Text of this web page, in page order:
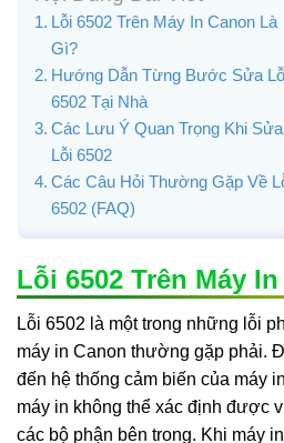
Lỗi 6502 Trên Máy In Canon Là
Gì?
Hướng Dẫn Từng Bước Sửa
6502 Tại Nhà
Các Lưu Ý Quan Trọng Khi Sửa
Lỗi 6502
Các Câu Hỏi Thường Gặp Về
6502 (FAQ)
Lỗi 6502 Trên Máy
Lỗi 6502 là một trong những lỗi
máy in Canon thường gặp phải.
đến hệ thống cảm biến của máy
máy in không thể xác định được
các bộ phận bên trong. Khi máy